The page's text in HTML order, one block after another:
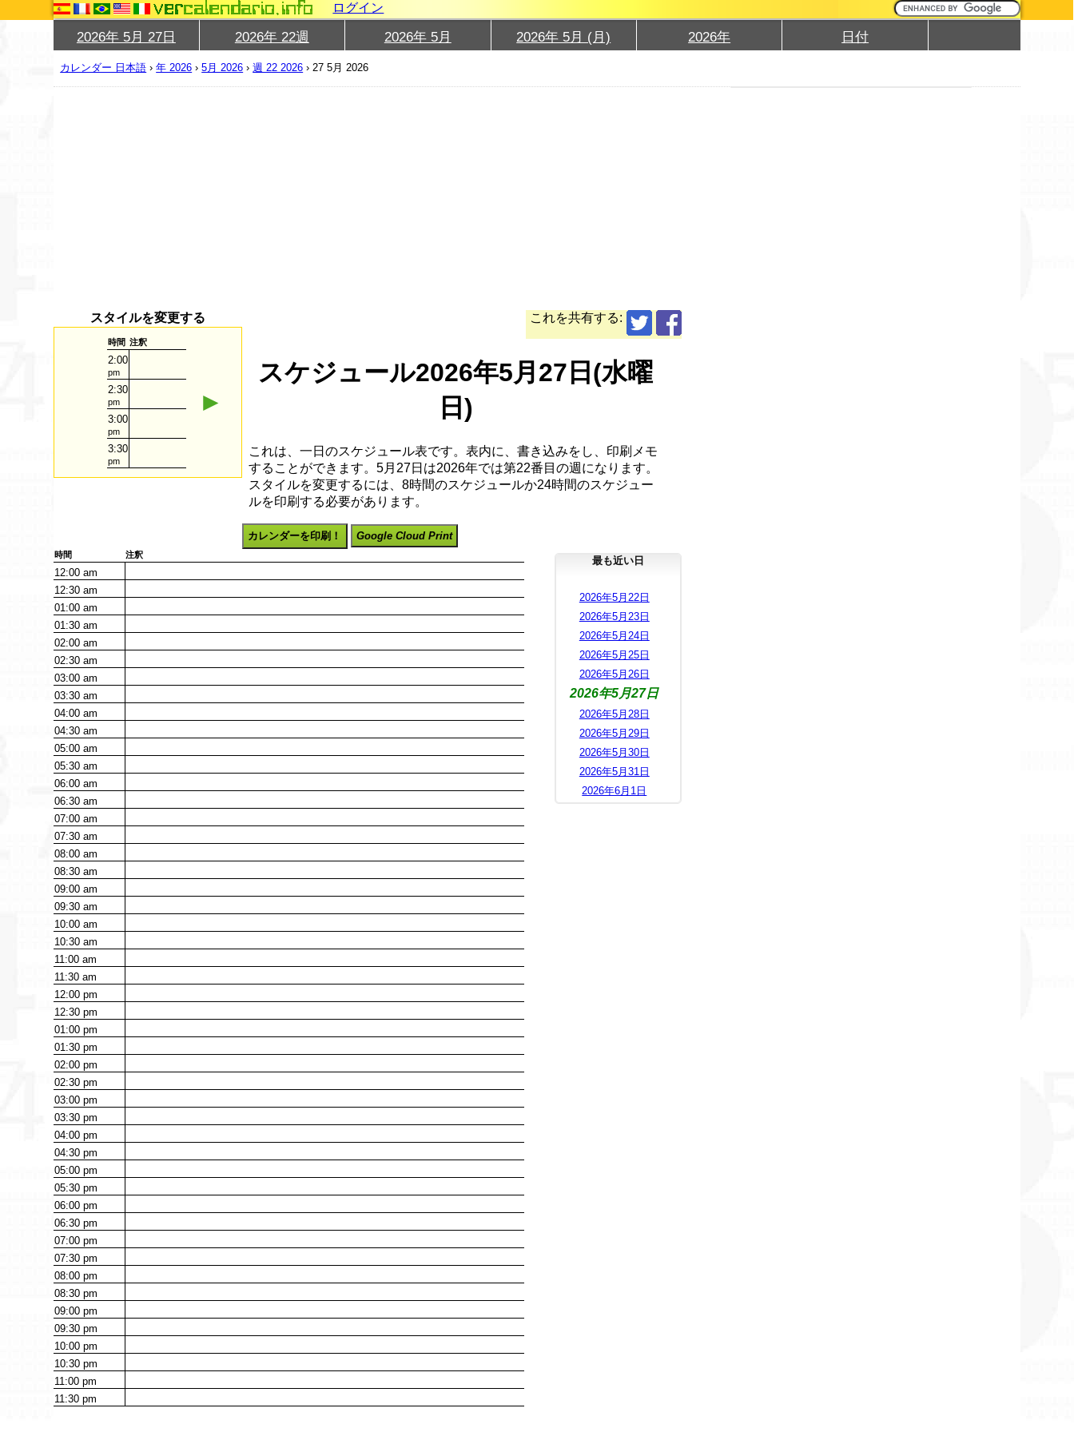
ログイン
2026年 5月 27日 2026年 22週 2026年 5月 2026年 5月 (月) 2026年 日付
カレンダー 日本語 ›年 2026 ›5月 2026 ›週 22 2026 ›27 5月 2026
これを共有する:
スタイルを変更する
時間 注釈
2:00
pm
2:30
pm
3:00
pm
3:30
pm
►
スケジュール2026年5月27日(水曜
日)
これは、一日のスケジュール表です。表内に、書き込みをし、印刷メモ
することができます。5月27日は2026年では第22番目の週になります。
スタイルを変更するには、8時間のスケジュールか24時間のスケジュー
ルを印刷する必要があります。
カレンダーを印刷！ Google Cloud Print
時間 注釈
12:00am
12:30am
01:00am
01:30am
02:00am
02:30am
03:00am
03:30am
04:00am
04:30am
05:00am
05:30am
06:00am
06:30am
07:00am
07:30am
08:00am
08:30am
09:00am
09:30am
10:00am
10:30am
11:00am
11:30am
12:00pm
12:30pm
01:00pm
01:30pm
02:00pm
02:30pm
03:00pm
03:30pm
04:00pm
04:30pm
05:00pm
05:30pm
06:00pm
06:30pm
07:00pm
07:30pm
08:00pm
08:30pm
09:00pm
09:30pm
10:00pm
10:30pm
11:00pm
11:30pm
最も近い日
2026年5月22日
2026年5月23日
2026年5月24日
2026年5月25日
2026年5月26日
2026年5月27日
2026年5月28日
2026年5月29日
2026年5月30日
2026年5月31日
2026年6月1日